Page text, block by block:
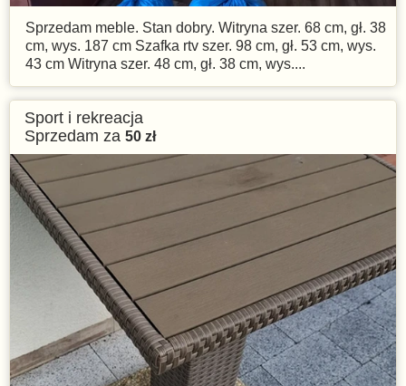
Sprzedam meble. Stan dobry. Witryna szer. 68 cm, gł. 38
cm, wys. 187 cm Szafka rtv szer. 98 cm, gł. 53 cm, wys.
43 cm Witryna szer. 48 cm, gł. 38 cm, wys....
Sport i rekreacja
Sprzedam za 50zł